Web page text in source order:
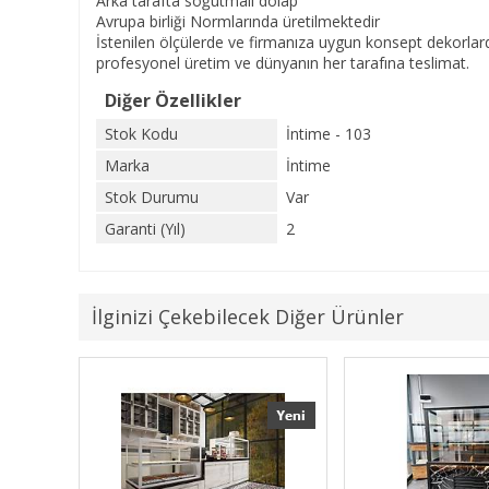
Avrupa birliği Normlarında üretilmektedir
İstenilen ölçülerde ve firmanıza uygun konsept
profesyonel üretim ve dünyanın her tarafına teslimat.
Diğer Özellikler
Stok Kodu
İntime - 103
Marka
İntime
Stok Durumu
Var
Garanti (Yıl)
2
İlginizi Çekebilecek Diğer Ürünler